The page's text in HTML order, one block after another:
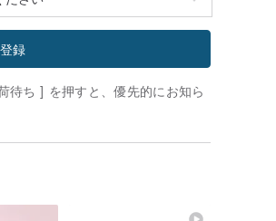
録
待ち ] を押すと、優先的にお知ら